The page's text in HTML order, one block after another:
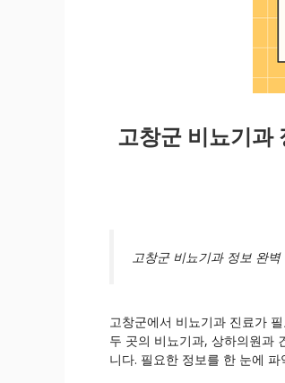
고창군 비뇨기과
고창군 비뇨기과 정보 완
고창군에서 비뇨기과 진료가
두 곳의 비뇨기과, 상하의원과
니다. 필요한 정보를 한 눈에